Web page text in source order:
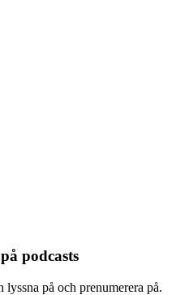
podcasts
på och prenumerera på.